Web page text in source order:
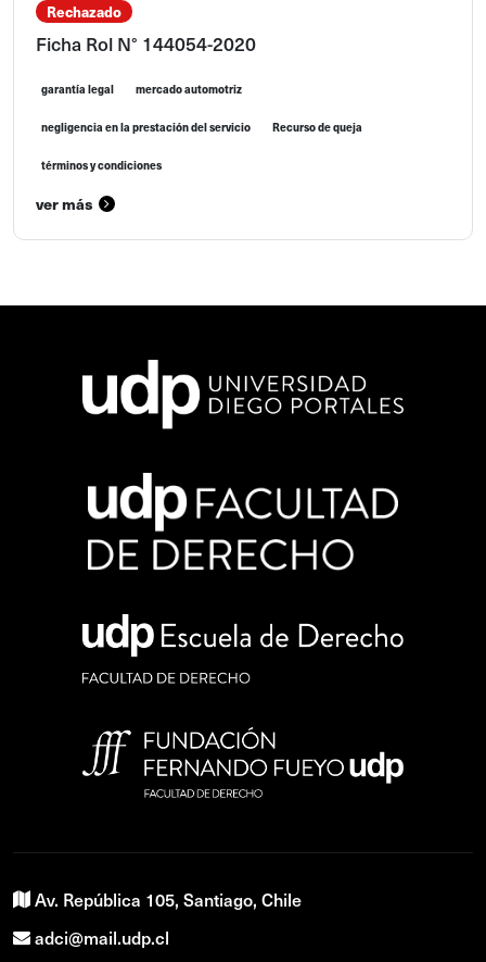
Rechazado
Ficha Rol N° 144054-2020
garantía legal mercado automotriz
negligencia en la prestación del servicio Recurso de queja
términos y condiciones
ver más
Av. República 105, Santiago, Chile
adci@mail.udp.cl